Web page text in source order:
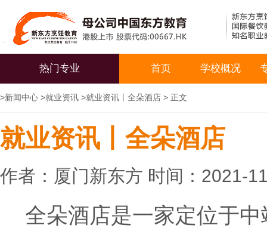
热门专业 首页 学校概况
>新闻中心 >就业资讯 >就业资讯丨全朵酒店 > 正文
就业资讯丨全朵酒店
作者：厦门新东方 时间：2021-
全朵酒店是一家定位于